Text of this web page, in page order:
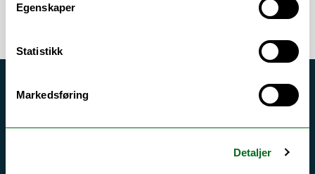
Egenskaper
Statistikk
Markedsføring
Detaljer
Akutt hjelp